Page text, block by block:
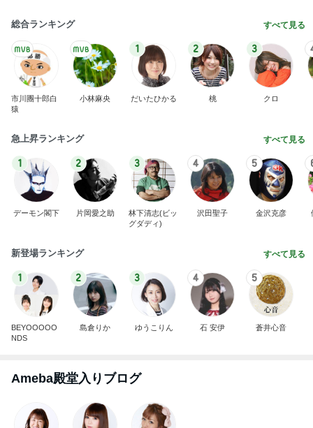
総合ランキング すべて見る
市川團十郎白
猿
小林麻央
1
だいたひかる
2
桃
3
クロ
急上昇ランキング すべて見る
1
デーモン閣下
2
片岡愛之助
3
林下清志(ビッ
グダディ)
4
沢田聖子
5
金沢克彦
新登場ランキング すべて見る
1
BEYOOOOO
NDS
2
島倉りか
3
ゆうこりん
4
石 安伊
5
蒼井心音
Ameba殿堂入りブログ